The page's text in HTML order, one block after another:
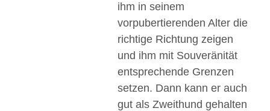
ihm in seinem
vorpubertierenden Alter die
richtige Richtung zeigen
und ihm mit Souveränität
entsprechende Grenzen
setzen. Dann kann er auch
gut als Zweithund gehalten